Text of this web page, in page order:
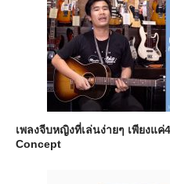
เพลงจีบหญิงที่เล่นง่ายๆ เพียงแ
Concept